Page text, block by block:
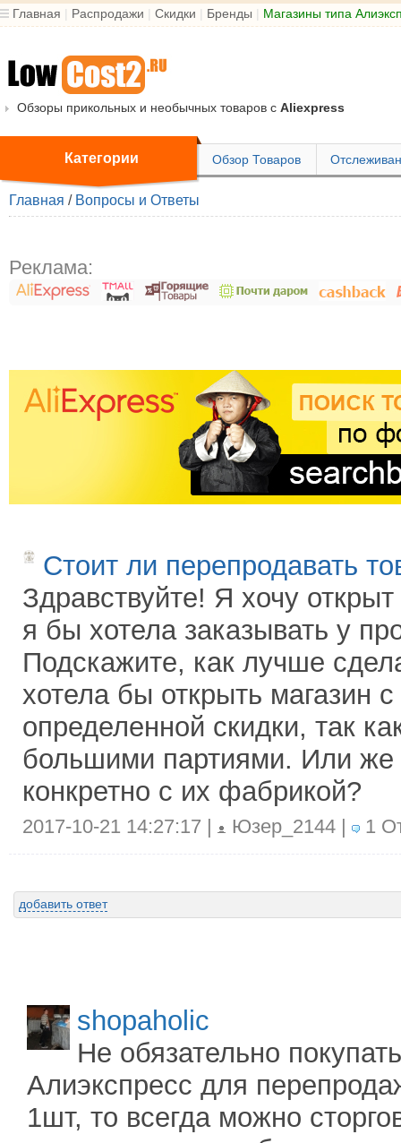
Главная | Распродажи | Скидки | Бренды | Магазины типа
Обзоры прикольных и необычных товаров с Aliexpress
Категории Обзор Товаров
Главная / Вопросы и Ответы
Реклама:
Стоит ли перепродавать
Здравствуйте! Я хочу
я бы хотела заказывать у
Подскажите, как лучше
хотела бы открыть магазин
определенной скидки, так
большими партиями. Или же
конкретно с их фабрикой?
2017-10-21 14:27:17 | Юзер_2144 | 1
добавить ответ
shopaholic
Не обязательно
Алиэкспресс для
1шт, то всегда можно